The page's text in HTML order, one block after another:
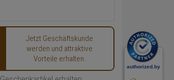
Jetzt Geschäftskunde
werden und attraktive
Vorteile erhalten.